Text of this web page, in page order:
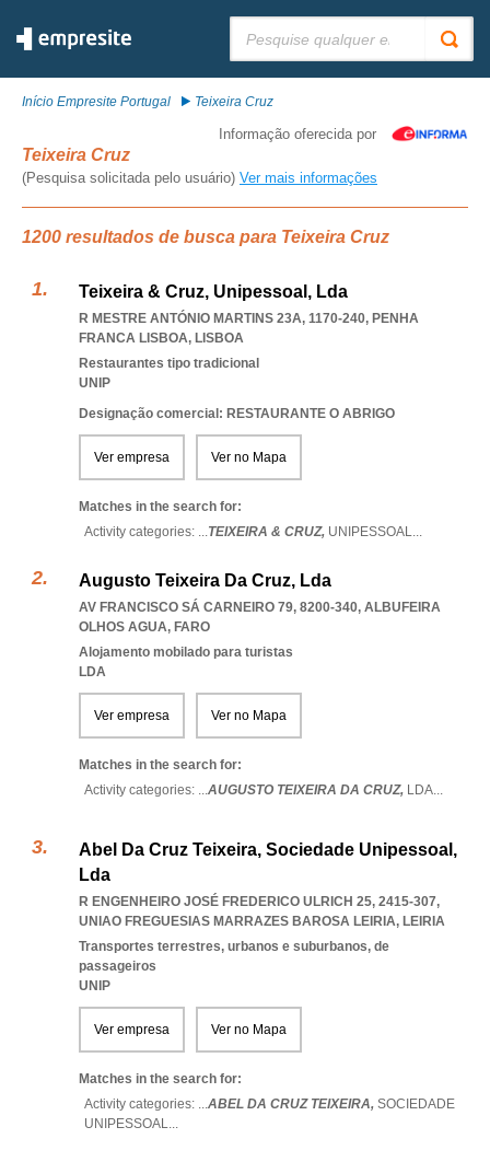
Início Empresite Portugal Teixeira Cruz
Informação oferecida por
Teixeira Cruz
(Pesquisa solicitada pelo usuário) Ver mais informações
1200 resultados de busca para Teixeira Cruz
Teixeira & Cruz, Unipessoal, Lda
R MESTRE ANTÓNIO MARTINS 23A, 1170-240, PENHA
FRANCA LISBOA, LISBOA
Restaurantes tipo tradicional
UNIP
Designação comercial: RESTAURANTE O ABRIGO
Ver empresa Ver no Mapa
Matches in the search for:
Activity categories: ...TEIXEIRA & CRUZ, UNIPESSOAL...
Augusto Teixeira Da Cruz, Lda
AV FRANCISCO SÁ CARNEIRO 79, 8200-340, ALBUFEIRA
OLHOS AGUA, FARO
Alojamento mobilado para turistas
LDA
Ver empresa Ver no Mapa
Matches in the search for:
Activity categories: ...AUGUSTO TEIXEIRA DA CRUZ, LDA...
Abel Da Cruz Teixeira, Sociedade Unipessoal,
Lda
R ENGENHEIRO JOSÉ FREDERICO ULRICH 25, 2415-307,
UNIAO FREGUESIAS MARRAZES BAROSA LEIRIA, LEIRIA
Transportes terrestres, urbanos e suburbanos, de
passageiros
UNIP
Ver empresa Ver no Mapa
Matches in the search for:
Activity categories: ...ABEL DA CRUZ TEIXEIRA, SOCIEDADE
UNIPESSOAL...